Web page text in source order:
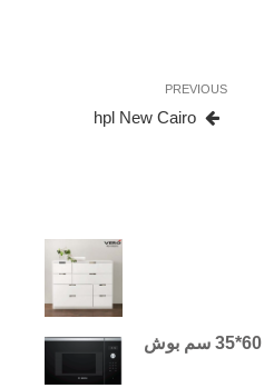
Previous
Post
PREVIOUS
hpl New Cairo